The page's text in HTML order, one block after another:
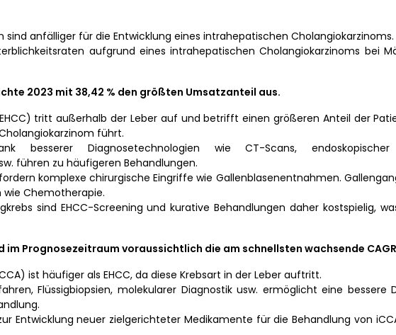
sind anfälliger für die Entwicklung eines intrahepatischen Cholangiokarzinoms.
aufgrund eines intrahepatischen Cholangiokarzinoms bei
2023 mit 38,42 % den größten Umsatzanteil aus.
tritt außerhalb der Leber auf und betrifft einen größeren Anteil der
führt.
besserer Diagnosetechnologien wie CT-Scans, endoskopischer
führen zu häufigeren Behandlungen.
komplexe chirurgische Eingriffe wie Gallenblasenentnahmen.
Chemotherapie.
sind EHCC-Screening und kurative Behandlungen daher kostspielig,
Prognosezeitraum voraussichtlich die am schnellsten wachsende
ist häufiger als EHCC, da diese Krebsart in der Leber auftritt.
Flüssigbiopsien, molekularer Diagnostik usw. ermöglicht eine bessere
Entwicklung neuer zielgerichteter Medikamente für die Behandlung von